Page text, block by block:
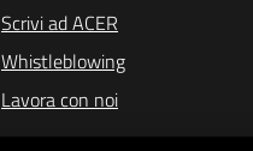
Scrivi ad ACER
Whistleblowing
Lavora con noi